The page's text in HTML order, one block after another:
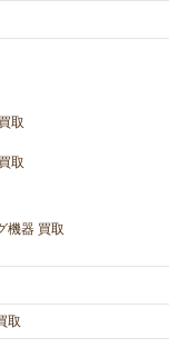
取
取
機器 買取
取